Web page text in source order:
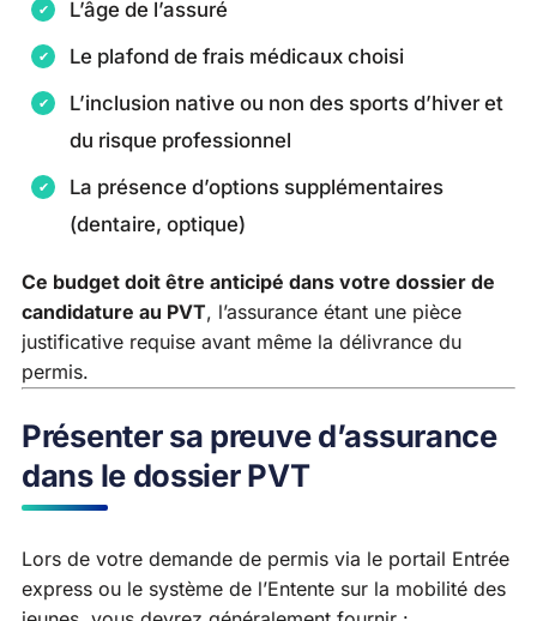
L’âge de l’assuré
Le plafond de frais médicaux choisi
L’inclusion native ou non des sports d’hiver et
du risque professionnel
La présence d’options supplémentaires
(dentaire, optique)
Ce budget doit être anticipé dans votre dossier de
candidature au PVT, l’assurance étant une pièce
justificative requise avant même la délivrance du
permis.
Présenter sa preuve d’assurance
dans le dossier PVT
Lors de votre demande de permis via le portail Entrée
express ou le système de l’Entente sur la mobilité des